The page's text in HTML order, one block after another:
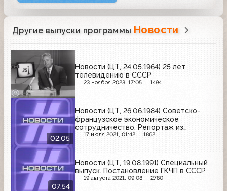
Другие выпуски программы Новости
Новости (ЦТ, 24.05.1964) 25 лет
телевидению в СССР
23 ноября 2023, 17:05 1494
02:05
Новости (ЦТ, 26.06.1984) Советско-
французское экономическое
сотрудничество. Репортаж из
Марселя
17 июля 2021, 01:42 1862
07:54
Новости (ЦТ, 19.08.1991) Специальный
выпуск. Постановление ГКЧП в СССР
19 августа 2021, 09:08 2780